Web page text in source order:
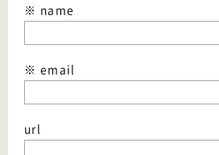
※ name
※ email
url